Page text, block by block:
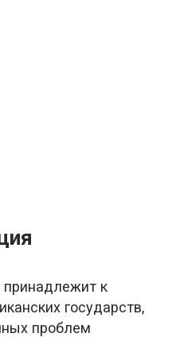
принадлежит к
государств,
проблем